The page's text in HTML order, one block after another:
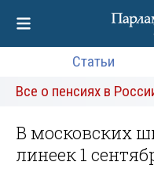
Статьи
Все о пенсиях в
В московских
линеек 1